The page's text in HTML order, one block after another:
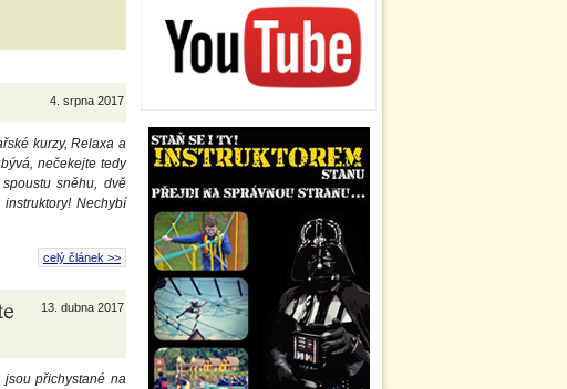
4. srpna 2017
kurzy, Relaxa a
nečekejte tedy
sněhu, dvě
Nechybí
celý článek >>
13. dubna 2017
přichystané na